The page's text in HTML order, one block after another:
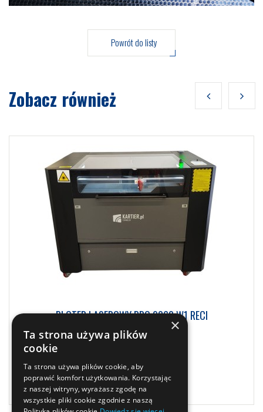
Powrót do listy
Zobacz również
PLOTER LASEROWY PRO 9060 W1 RECI
33 825,00zł
Zobacz więcej
×
Ta strona używa plików
cookie
Ta strona używa plików cookie, aby
poprawić komfort użytkowania. Korzystając
z naszej witryny, wyrażasz zgodę na
wszystkie pliki cookie zgodnie z naszą